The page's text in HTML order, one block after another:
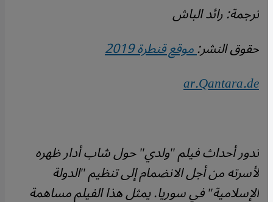
ترجمة: رائد الباش
حقوق النشر:موقع قنطرة 2019
ar.Qantara.de
تدور أحداث فيلم "ولدي" حول شاب أدار ظهره
لأسرته من أجل الانضمام إلى تنظيم "الدولة
الإسلامية" في سوريا. يمثل هذا الفيلم مساهمة